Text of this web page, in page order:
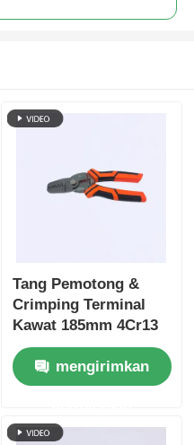
Tang Pemotong &
Crimping Terminal
Kawat 185mm 4Cr13
ANSI HRC 51-55
mengirimkan